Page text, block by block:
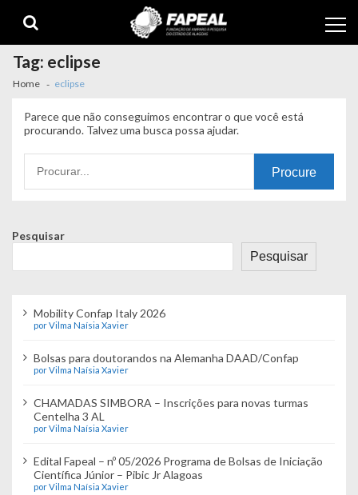
navigation
content
Tag: eclipse
Home eclipse
Parece que não conseguimos encontrar o que você está
procurando. Talvez uma busca possa ajudar.
por:
Pesquisar
Pesquisar
Mobility Confap Italy 2026
por Vilma Naísia Xavier
Bolsas para doutorandos na Alemanha DAAD/Confap
por Vilma Naísia Xavier
CHAMADAS SIMBORA – Inscrições para novas turmas
Centelha 3 AL
por Vilma Naísia Xavier
Edital Fapeal – nº 05/2026 Programa de Bolsas de Iniciação
Científica Júnior – Pibic Jr Alagoas
por Vilma Naísia Xavier